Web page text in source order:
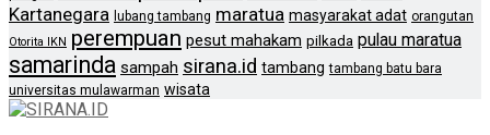
Kartanegara lubang tambang maratua masyarakat adat orangutan
Otorita IKN perempuan pesut mahakam pilkada pulau maratua
samarinda sampah sirana.id tambang tambang batu bara
universitas mulawarman wisata